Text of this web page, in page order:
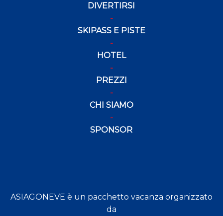
DIVERTIRSI
SKIPASS E PISTE
HOTEL
PREZZI
CHI SIAMO
SPONSOR
ASIAGONEVE è un pacchetto vacanza organizzato
da